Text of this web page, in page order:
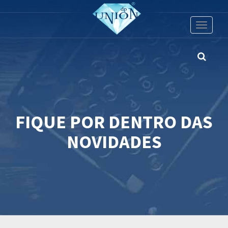
Toggle
FIQUE POR DENTRO DAS
NOVIDADES